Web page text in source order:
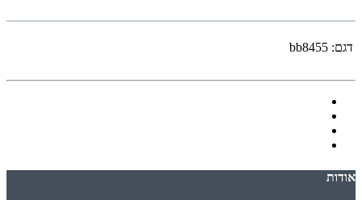
דגם: bb8455
אודות